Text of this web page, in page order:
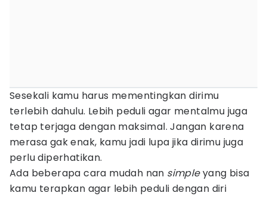
Sesekali kamu harus mementingkan dirimu
terlebih dahulu. Lebih peduli agar mentalmu juga
tetap terjaga dengan maksimal. Jangan karena
merasa gak enak, kamu jadi lupa jika dirimu juga
perlu diperhatikan.
Ada beberapa cara mudah nan simpleyang bisa
kamu terapkan agar lebih peduli dengan diri